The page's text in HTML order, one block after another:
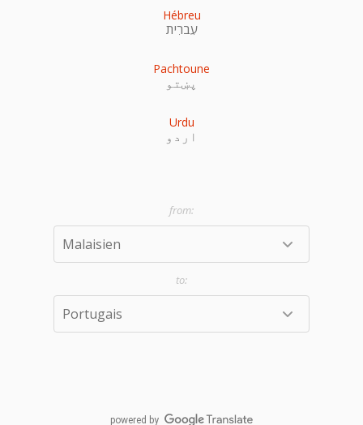
Hébreu
עִברִית
Pachtoune
پښتو
Urdu
اردو
powered by